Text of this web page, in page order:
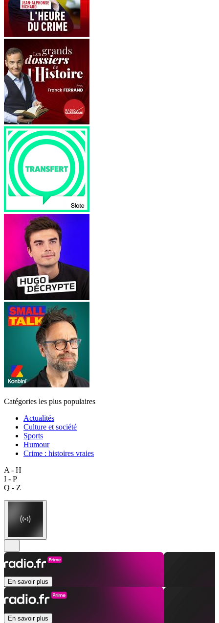
Catégories les plus populaires
Actualités
Culture et société
Sports
Humour
Crime : histoires vraies
A - H
I - P
Q - Z
En savoir plus
En savoir plus